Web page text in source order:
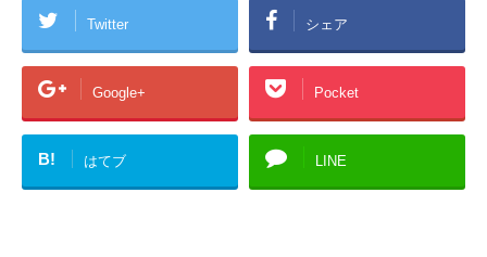
Twitter シェア
Google+ Pocket
B! はてブ LINE